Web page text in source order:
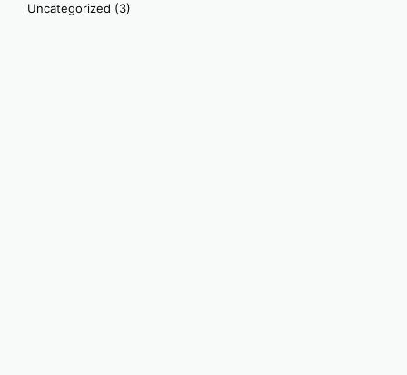
Uncategorized (3)